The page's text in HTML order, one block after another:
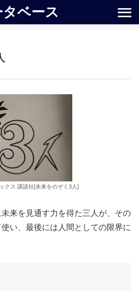
ベース
クス 講談社[未来をのぞく3人]
来を見通す力を得た三人が、その
い、最後には人間としての限界に